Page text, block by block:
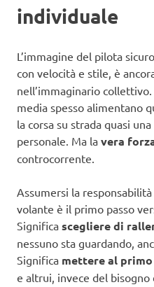
individuale
L’immagine del pilota
con velocità e stile, è
nell’immaginario
media spesso alimentano
la corsa su strada quasi
personale. Ma la vera
controcorrente.
Assumersi la
volante è il primo passo
Significa scegliere di
nessuno sta guardando,
Significa mettere al
e altrui, invece del bisogno